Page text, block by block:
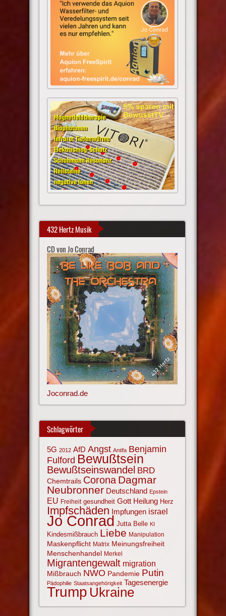
432 Hertz Musik
CD von Jo Conrad
Joconrad.de
Schlagwörter
5G 2012 AfD Angst Antifa Benjamin
Fulford Bewußtsein
Bewußtseinswandel BRD
Chemtrails Corona Dagmar
Neubronner Deutschland Epstein
EU Freiheit gesundheit Gott Heilung Herz
Impfschäden Impfungen israel
Jo Conrad Jutta Belle KI
Kindesmißbrauch Liebe Manipulation
Maskenpflicht Matrix Meinungsfreiheit
Menschenhandel Merkel
Migrantengewalt migration
Mißbrauch NWO Pandemie Putin
Pädophilie Staatsangehörigkeit Tagesenergie
Trump Ukraine